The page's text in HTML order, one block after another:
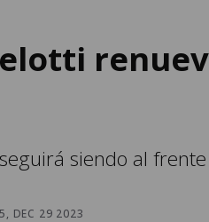
siendo al
DEC 29 2023